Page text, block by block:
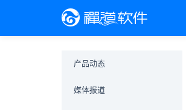
产品动态
媒体报道